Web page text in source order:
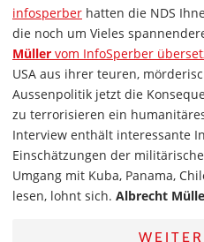
infosperber hatten die NDS
die noch um Vieles
Müller vom InfoSperber
USA aus ihrer teuren,
Aussenpolitik jetzt die
zu terrorisieren ein
Interview enthält interessante
Einschätzungen der
Umgang mit Kuba, Panama,
lesen, lohnt sich. Albrecht